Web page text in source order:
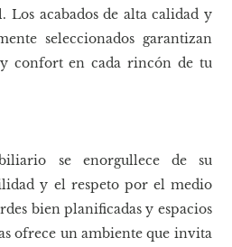
Los acabados de alta calidad y
seleccionados garantizan
confort en cada rincón de tu
se enorgullece de su
y el respeto por el medio
bien planificadas y espacios
ofrece un ambiente que invita